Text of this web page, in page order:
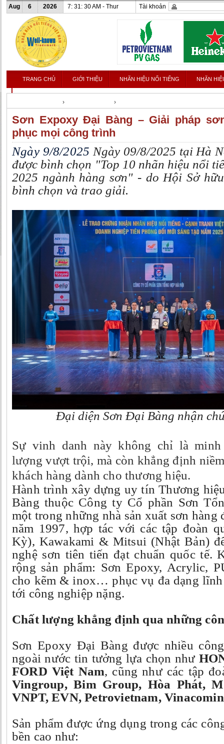
Aug 6 2026 7: 31: 31 AM - Thur Tài khoản
TRANG CHỦ GIỚI THIỆU NHÃN HIỆU NỔI TIẾNG NHÃN
LIÊN HỆ
› ›
Sơn Expoxy Đại Bàng – Giải pháp
phục mọi công trình
Ngày 9/8/2025Ngày 09/8/2025 tại Hà
được bình chọn "Top 10 nhãn hiệu nổi
2025 ngành hàng sơn" - do Hội Sở
bình chọn và trao giải.
Đại diện Sơn Đại Bàng nhận
Sự vinh danh này không chỉ là
lượng vượt trội, mà còn khẳng định
khách hàng dành cho thương hiệu.
Hành trình xây dựng uy tín Thương
Bàng thuộc Công ty Cổ phần Sơn
một trong những nhà sản xuất sơn hàng
năm 1997, hợp tác với các tập đoàn
Kỳ), Kawakami & Mitsui (Nhật Bản)
nghệ sơn tiên tiến đạt chuẩn quốc tế.
rộng sản phẩm: Sơn Epoxy, Acrylic,
cho kẽm & inox… phục vụ đa dạng
tới công nghiệp nặng.
Chất lượng khẳng định qua những
Sơn Epoxy Đại Bàng được nhiều
ngoài nước tin tưởng lựa chọn như
FORD Việt Nam, cũng như các tập
Vingroup, Bim Group, Hòa Phát,
VNPT, EVN, Petrovietnam,
Sản phẩm được ứng dụng trong các
bền cao như: